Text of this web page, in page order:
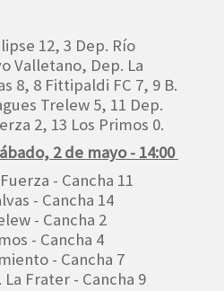
12, 3 Dep. Río
Valletano, Dep. La
8, 8 Fittipaldi FC 7, 9 B.
Trelew 5, 11 Dep.
2, 13 Los Primos 0.
2 de mayo - 14:00
- Cancha 11
- Cancha 14
- Cancha 2
- Cancha 4
- Cancha 7
Frater - Cancha 9